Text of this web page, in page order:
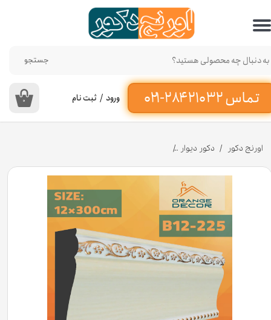
تماس ۳۲ ۲۱۰ ۲۸۴-۰۲۱‌
جستجو
۰ ورود / ثبت نام
حساب کاربری من
تغییر گذر واژه
سفارشات
خروج از حساب کاربری
اورنج دکور دکور دیوار